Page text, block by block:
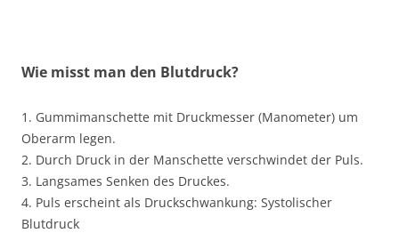
Wie misst man den Blutdruck?
1. Gummimanschette mit Druckmesser (Manometer) um
Oberarm legen.
2. Durch Druck in der Manschette verschwindet der Puls.
3. Langsames Senken des Druckes.
4. Puls erscheint als Druckschwankung: Systolischer
Blutdruck